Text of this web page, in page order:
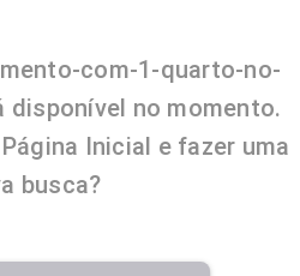
com-1-quarto-no-
disponível no momento.
Inicial e fazer uma
busca?